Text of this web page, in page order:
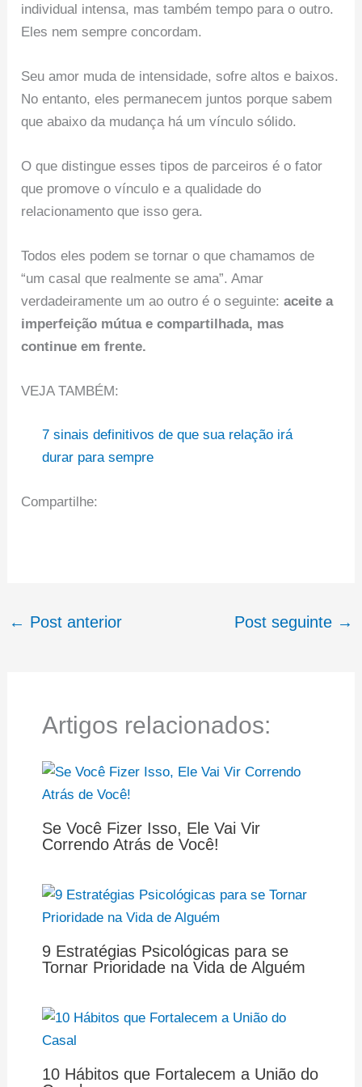
individual intensa, mas também tempo para o outro.
Eles nem sempre concordam.
Seu amor muda de intensidade, sofre altos e baixos.
No entanto, eles permanecem juntos porque sabem
que abaixo da mudança há um vínculo sólido.
O que distingue esses tipos de parceiros é o fator
que promove o vínculo e a qualidade do
relacionamento que isso gera.
Todos eles podem se tornar o que chamamos de
“um casal que realmente se ama”. Amar
verdadeiramente um ao outro é o seguinte:aceite a
imperfeição mútua e compartilhada, mas
continue em frente.
VEJA TAMBÉM:
7 sinais definitivos de que sua relação irá
durar para sempre
Compartilhe:
← Post anterior Post seguinte →
Artigos relacionados:
Se Você Fizer Isso, Ele Vai Vir
Correndo Atrás de Você!
9 Estratégias Psicológicas para se
Tornar Prioridade na Vida de Alguém
10 Hábitos que Fortalecem a União do